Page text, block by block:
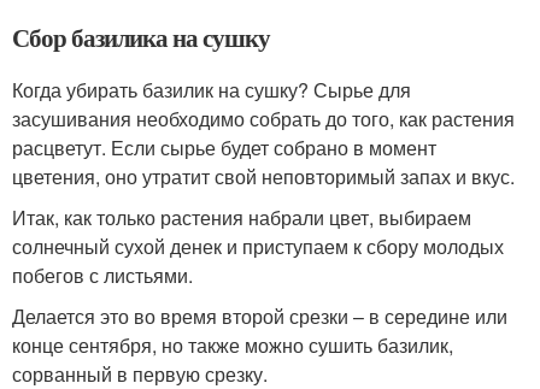
Сбор базилика на сушку
Когда убирать базилик на сушку? Сырье для
засушивания необходимо собрать до того, как растения
расцветут. Если сырье будет собрано в момент
цветения, оно утратит свой неповторимый запах и вкус.
Итак, как только растения набрали цвет, выбираем
солнечный сухой денек и приступаем к сбору молодых
побегов с листьями.
Делается это во время второй срезки – в середине или
конце сентября, но также можно сушить базилик,
сорванный в первую срезку.